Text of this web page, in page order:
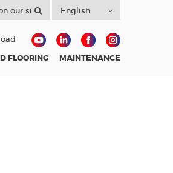
FLOORING MAINTENANCE